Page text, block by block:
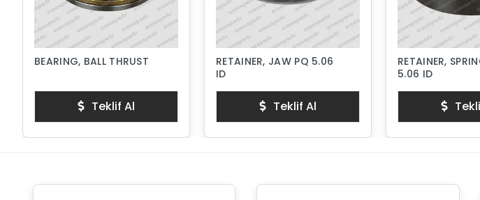
BEARING, BALL THRUST
Teklif Al
RETAINER, JAW PQ 5.06
ID
Teklif Al
RETAINER,
5.06 ID